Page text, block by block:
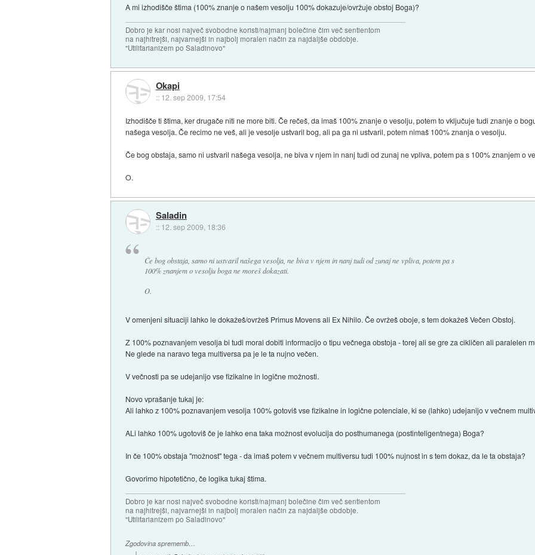
A mi izhodišče štima (100% znanje o našem vesolju 100% dokazuje/ovržuje obstoj Boga)?
Dobro je kar nosi največ svobodne koristi/najmanj bolečine čim več sentientom
na najhitrejši, najvarnejši in najbolj moralen način za najdaljše obdobje.
"Utilitarianizem po Saladinovo"
Okapi
:: 12. sep 2009, 17:54
Izhodišče ti štima, ker drugače niti ne more biti. Če rečeš, da imaš 100% znanje o vesolju, potem to vključuje tudi znanje o
našega vesolja. Če recimo ne veš, ali je vesolje ustvaril bog, ali pa ga ni ustvaril, potem nimaš 100% znanja o vesolju.
Če bog obstaja, samo ni ustvaril našega vesolja, ne biva v njem in nanj tudi od zunaj ne vpliva, potem pa s 100% znanjem o
O.
Saladin
:: 12. sep 2009, 18:36
Če bog obstaja, samo ni ustvaril našega vesolja, ne biva v njem in nanj tudi od zunaj ne vpliva, potem pa s
100% znanjem o vesolju boga ne moreš dokazati.
O.
V omenjeni situaciji lahko le dokažeš/ovržeš Primus Movens ali Ex Nihilo. Če ovržeš oboje, s tem dokažeš Večen Obstoj.
Z 100% poznavanjem vesolja bi tudi moral dobiti informacijo o tipu večnega obstoja - torej ali se gre za cikličen ali paralelen
Ne glede na naravo tega multiversa pa je le ta nujno večen.
V večnosti pa se udejanijo vse fizikalne in logične možnosti.
Novo vprašanje tukaj je:
Ali lahko z 100% poznavanjem vesolja 100% gotoviš vse fizikalne in logične potenciale, ki se (lahko) udejanijo v večnem
ALi lahko 100% ugotoviš če je lahko ena taka možnost evolucija do posthumanega (postinteligentnega) Boga?
In če 100% obstaja "možnost" tega - da imaš potem v večnem multiversu tudi 100% nujnost in s tem dokaz, da le ta obstaja?
Govorimo hipotetično, če logika tukaj štima.
Dobro je kar nosi največ svobodne koristi/najmanj bolečine čim več sentientom
na najhitrejši, najvarnejši in najbolj moralen način za najdaljše obdobje.
"Utilitarianizem po Saladinovo"
Zgodovina sprememb…